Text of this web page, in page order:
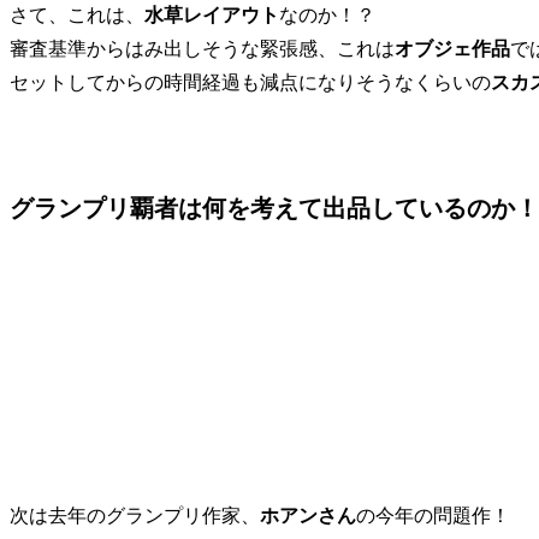
さて、これは、 水草レイアウト なのか！？
審査基準からはみ出しそうな緊張感、これはオブジェ作品で
セットしてからの時間経過も減点になりそうなくらいのスカ
グランプリ覇者は何を考えて出品しているのか！
次は去年のグランプリ作家、 ホアンさんの今年の問題作！